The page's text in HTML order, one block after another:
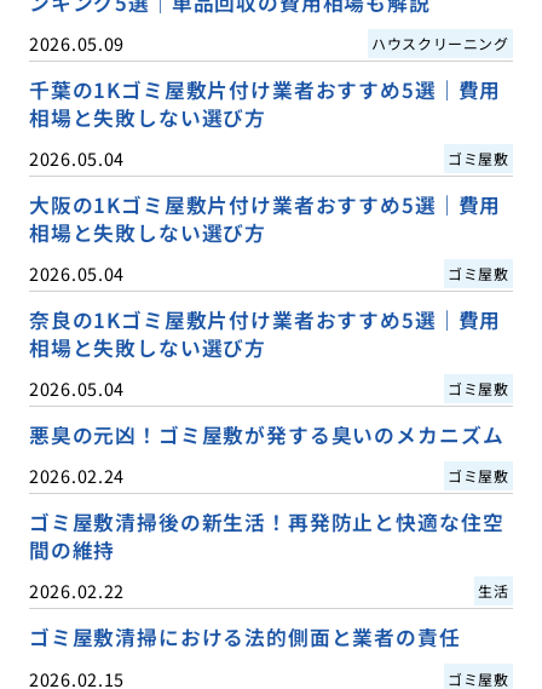
2026.05.09 ハウスクリーニング
千葉の1Kゴミ屋敷片付け業者おすすめ5選｜費用
相場と失敗しない選び方
2026.05.04 ゴミ屋敷
大阪の1Kゴミ屋敷片付け業者おすすめ5選｜費用
相場と失敗しない選び方
2026.05.04 ゴミ屋敷
奈良の1Kゴミ屋敷片付け業者おすすめ5選｜費用
相場と失敗しない選び方
2026.05.04 ゴミ屋敷
悪臭の元凶！ゴミ屋敷が発する臭いのメカニズム
2026.02.24 ゴミ屋敷
ゴミ屋敷清掃後の新生活！再発防止と快適な住空
間の維持
2026.02.22 生活
ゴミ屋敷清掃における法的側面と業者の責任
2026.02.15 ゴミ屋敷